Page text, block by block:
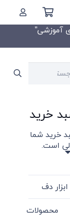
آموزشی”
خرید
خرید شما
است.
ابزار دف
محصولات